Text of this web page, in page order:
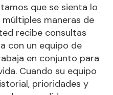
que se sienta lo
maneras de
recibe consultas
con un equipo de
en conjunto para
Cuando su equipo
prioridades y